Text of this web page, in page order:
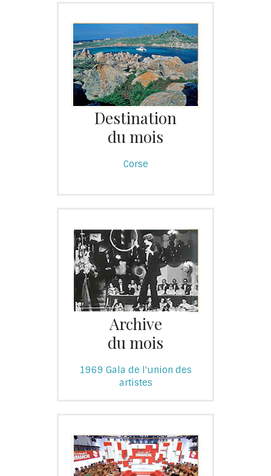
Destination
du mois
Corse
Archive
du mois
1969 Gala de l'union des
artistes